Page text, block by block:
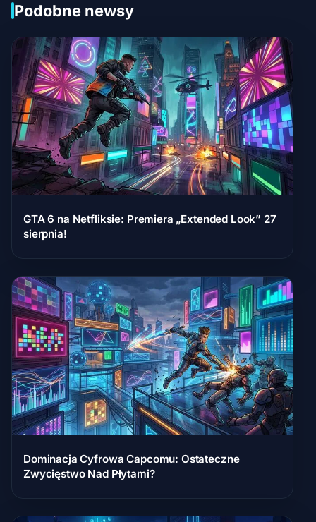
Podobne newsy
GTA 6 na Netfliksie: Premiera „Extended Look” 27
sierpnia!
Dominacja Cyfrowa Capcomu: Ostateczne
Zwycięstwo Nad Płytami?